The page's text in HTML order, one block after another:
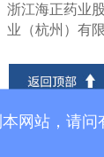
成机械阻塞，
率。1.在生产
制的药品有片
剂、安瓿、小
购低湿除湿机
浙江海正药业
业（杭州）有
先后订购数十
301、302、
产和研发环境
流化床、包衣
| 新闻案例 | 关
湿设备有限公
网站，请问